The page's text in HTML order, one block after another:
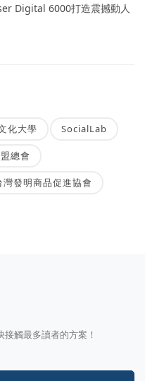
Digital 6000打造震撼動人
化大學 SocialLab
總會
灣發明商品促進協會
觸最多讀者的方案！